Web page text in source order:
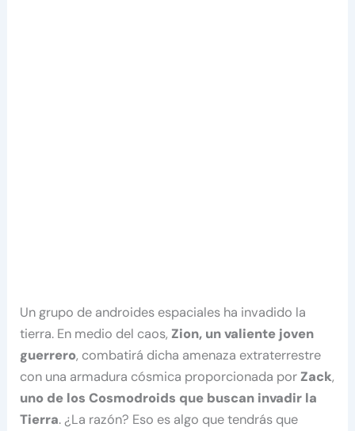
Un grupo de androides espaciales ha invadido la
tierra. En medio del caos, Zion, un valiente joven
guerrero, combatirá dicha amenaza extraterrestre
con una armadura cósmica proporcionada por Zack,
uno de los Cosmodroids que buscan invadir la
Tierra. ¿La razón? Eso es algo que tendrás que